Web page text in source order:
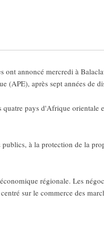
ont annoncé mercredi à
(APE), après sept années de
quatre pays d'Afrique orientale
publics, à la protection de la
régionale. Les
sur le commerce des